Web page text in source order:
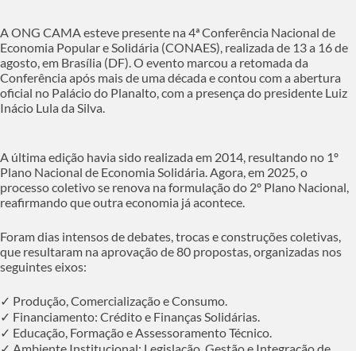
A ONG CAMA esteve presente na 4ª Conferência Nacional de
Economia Popular e Solidária (CONAES), realizada de 13 a 16 de
agosto, em Brasília (DF). O evento marcou a retomada da
Conferência após mais de uma década e contou com a abertura
oficial no Palácio do Planalto, com a presença do presidente Luiz
Inácio Lula da Silva.
A última edição havia sido realizada em 2014, resultando no 1º
Plano Nacional de Economia Solidária. Agora, em 2025, o
processo coletivo se renova na formulação do 2º Plano Nacional,
reafirmando que outra economia já acontece.
Foram dias intensos de debates, trocas e construções coletivas,
que resultaram na aprovação de 80 propostas, organizadas nos
seguintes eixos:
✓ Produção, Comercialização e Consumo.
✓ Financiamento: Crédito e Finanças Solidárias.
✓ Educação, Formação e Assessoramento Técnico.